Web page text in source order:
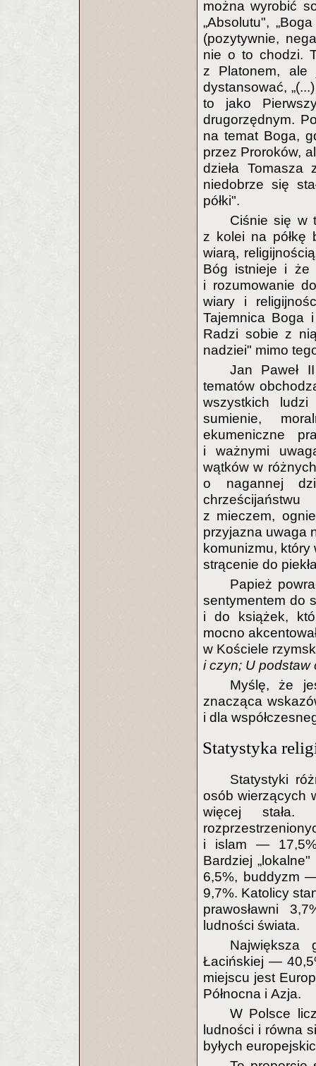
można wyrobić
„Absolutu",
(pozytywnie,
nie o to chodzi.
z Platonem, ale
dystansować,
to jako
drugorzędnym.
na temat Boga,
przez Proroków,
dzieła
niedobrze się
półki".
Ciśnie się w
z kolei na półkę
wiarą,
Bóg istnieje i że
i rozumowanie
wiary i
Tajemnica Boga
Radzi sobie z
nadziei" mimo
Jan Paweł
tematów
wszystkich
sumienie,
ekumeniczne
i ważnymi
wątków w
o nagannej
z mieczem,
przyjazna uwaga
komunizmu, który
strącenie do
Papież
sentymentem do
i do książek,
mocno
w Kościele
i czyn; U podstaw
Myślę, że
znacząca
i dla
Statystyka
Statystyki
osób wierzących
więcej stała.
i islam —
Bardziej
6,5%, buddyzm
9,7%. Katolicy
prawosławni
ludności świata.
Największa
Łacińskiej —
miejscu jest
Północna i Azja.
W Polsce
ludności i równa
byłych